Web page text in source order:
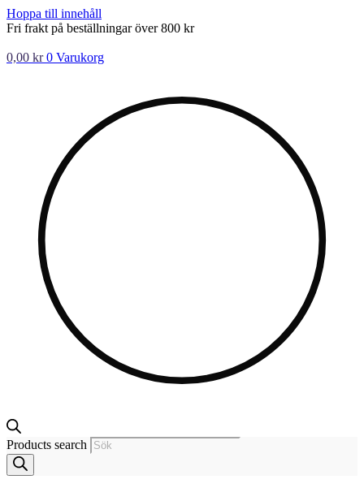
Hoppa till innehåll
Fri frakt på beställningar över 800 kr
0,00 kr 0 Varukorg
Products search